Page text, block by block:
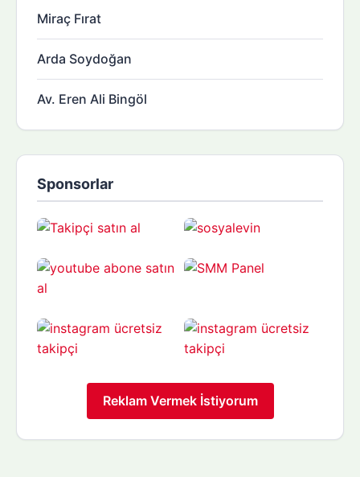
Miraç Fırat
Arda Soydoğan
Av. Eren Ali Bingöl
Sponsorlar
Reklam Vermek İstiyorum